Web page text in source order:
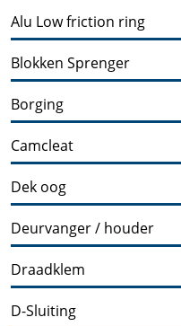
Alu Low friction ring
Blokken Sprenger
Borging
Camcleat
Dek oog
Deurvanger / houder
Draadklem
D-Sluiting